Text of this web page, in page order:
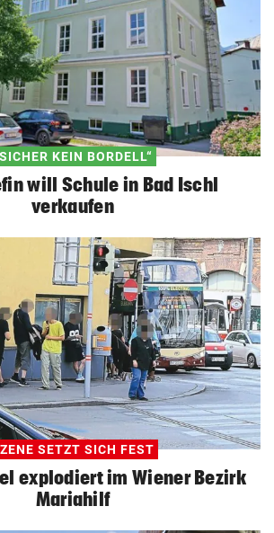
KEIN BORDELL“
will Schule in Bad Ischl
verkaufen
SETZT SICH FEST
explodiert im Wiener Bezirk
Mariahilf